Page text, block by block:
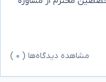
مشاهده دیدگاه‌ها ( ۰